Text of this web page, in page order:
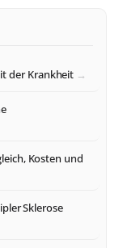
der Krankheit
Kosten und
Sklerose